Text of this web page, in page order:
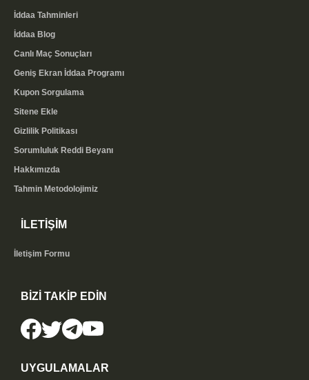
İddaa Tahminleri
İddaa Blog
Canlı Maç Sonuçları
Geniş Ekran İddaa Programı
Kupon Sorgulama
Sitene Ekle
Gizlilik Politikası
Sorumluluk Reddi Beyanı
Hakkımızda
Tahmin Metodolojimiz
İLETİŞİM
İletişim Formu
BİZİ TAKİP EDİN
UYGULAMALAR